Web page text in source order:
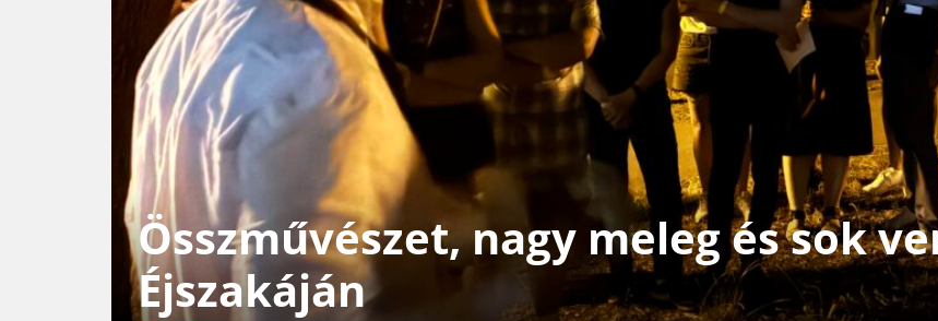
Összművészet, nagy meleg és sok
Éjszakáján